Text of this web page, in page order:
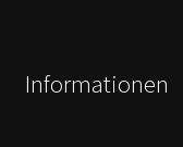
Informationen